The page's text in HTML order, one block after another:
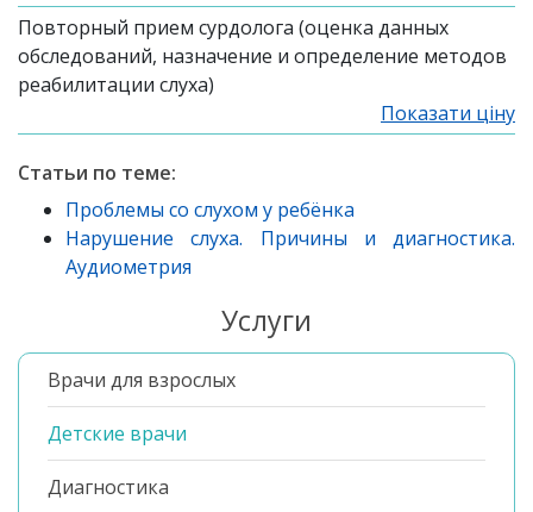
Повторный прием сурдолога (оценка данных
обследований, назначение и определение методов
реабилитации слуха)
Показати ціну
Статьи по теме:
Проблемы со слухом у ребёнка
Нарушение слуха. Причины и диагностика.
Аудиометрия
Услуги
Врачи для взрослых
Детские врачи
Диагностика